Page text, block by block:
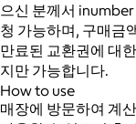
으신 분께서
청 가능하며, 구매금
만료된 교환권에 대
지만 가능합니다.
How to use
매장에 방문하여 계